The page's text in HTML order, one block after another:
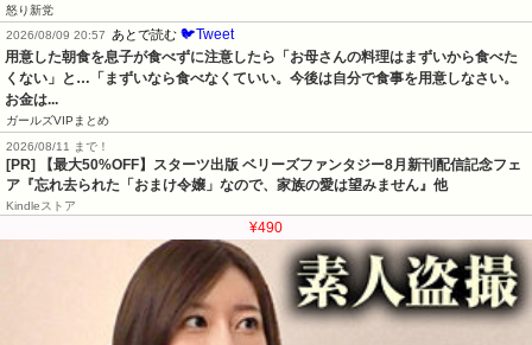
怒り新党
2026/08/09 20:57
あとで読む 🐦Tweet
用意した朝食を息子が食べずに注意したら「お母さんの料理はまずいから食べた
くない」と…「まずいなら食べなくていい。今後は自分で食事を用意しなさい。
お金は...
ガールズVIPまとめ
2026/08/11 まで！
[PR] 【最大50%OFF】スターツ出版 ベリーズファンタジー8月新刊配信記念フェ
ア『忘れ去られた「おまけ令嬢」なので、家族の愛は望みません』他
Kindleストア
¥490